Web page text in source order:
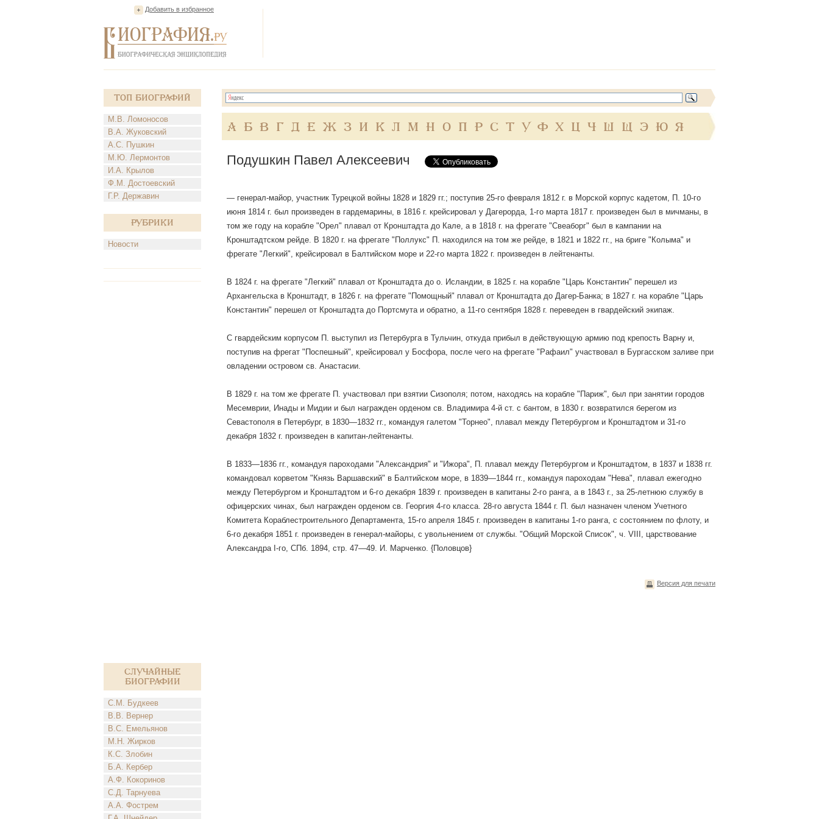
Добавить в избранное
Топ Биографий
М.В. Ломоносов
В.А. Жуковский
А.С. Пушкин
М.Ю. Лермонтов
И.А. Крылов
Ф.М. Достоевский
Г.Р. Державин
Рубрики
Новости
Случайные
биографии
С.М. Будкеев
В.В. Вернер
В.С. Емельянов
М.Н. Жирков
К.С. Злобин
Б.А. Кербер
А.Ф. Кокоринов
С.Д. Тарнуева
А.А. Фострем
А Б В Г Д Е Ж З И К Л М Н О П Р С Т У Ф Х Ц Ч Ш Щ Э Ю Я
Подушкин Павел Алексеевич
— генерал-майор, участник Турецкой войны 1828 и 1829 гг.; поступив 25-го февраля 1812 г. в Морской корпус кадетом, П. 10-го
июня 1814 г. был произведен в гардемарины, в 1816 г. крейсировал у Дагерорда, 1-го марта 1817 г. произведен был в мичманы, в
том же году на корабле "Орел" плавал от Кронштадта до Кале, а в 1818 г. на фрегате "Свеаборг" был в кампании на
Кронштадтском рейде. В 1820 г. на фрегате "Поллукс" П. находился на том же рейде, в 1821 и 1822 гг., на бриге "Колыма" и
фрегате "Легкий", крейсировал в Балтийском море и 22-го марта 1822 г. произведен в лейтенанты.
В 1824 г. на фрегате "Легкий" плавал от Кронштадта до о. Исландии, в 1825 г. на корабле "Царь Константин" перешел из
Архангельска в Кронштадт, в 1826 г. на фрегате "Помощный" плавал от Кронштадта до Дагер-Банка; в 1827 г. на корабле "Царь
Константин" перешел от Кронштадта до Портсмута и обратно, а 11-го сентября 1828 г. переведен в гвардейский экипаж.
С гвардейским корпусом П. выступил из Петербурга в Тульчин, откуда прибыл в действующую армию под крепость Варну и,
поступив на фрегат "Поспешный", крейсировал у Босфора, после чего на фрегате "Рафаил" участвовал в Бургасском заливе при
овладении островом св. Анастасии.
В 1829 г. на том же фрегате П. участвовал при взятии Сизополя; потом, находясь на корабле "Париж", был при занятии городов
Месемврии, Инады и Мидии и был награжден орденом св. Владимира 4-й ст. с бантом, в 1830 г. возвратился берегом из
Севастополя в Петербург, в 1830—1832 гг., командуя галетом "Торнео", плавал между Петербургом и Кронштадтом и 31-го
декабря 1832 г. произведен в капитан-лейтенанты.
В 1833—1836 гг., командуя пароходами "Александрия" и "Ижора", П. плавал между Петербургом и Кронштадтом, в 1837 и 1838 гг.
командовал корветом "Князь Варшавский" в Балтийском море, в 1839—1844 гг., командуя пароходам "Нева", плавал ежегодно
между Петербургом и Кронштадтом и 6-го декабря 1839 г. произведен в капитаны 2-го ранга, а в 1843 г., за 25-летнюю службу в
офицерских чинах, был награжден орденом св. Георгия 4-го класса. 28-го августа 1844 г. П. был назначен членом Учетного
Комитета Кораблестроительного Департамента, 15-го апреля 1845 г. произведен в капитаны 1-го ранга, с состоянием по флоту, и
6-го декабря 1851 г. произведен в генерал-майоры, с увольнением от службы. "Общий Морской Список", ч. VIII, царствование
Александра I-го, СПб. 1894, стр. 47—49. И. Марченко. {Половцов}
Версия для печати